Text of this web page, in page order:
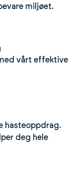
miljøet.
vårt effektive
hasteoppdrag.
deg hele